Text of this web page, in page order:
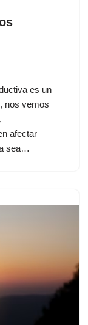
es un
nos vemos
afectar
sea…